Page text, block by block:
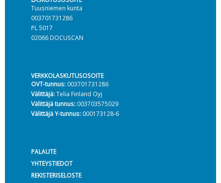
Tuusniemen kunta
003701731286
PL 5017
02066 DOCUSCAN
VERKKOLASKUTUSOSOITE
OVT-tunnus:003701731286
Välittäjä:Telia Finland Oyj
Välittäjä tunnus:003703575029
Välittäjä Y-tunnus:000173128-6
PALAUTE
YHTEYSTIEDOT
REKISTERISELOSTE